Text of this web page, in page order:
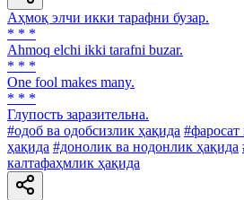
Аҳмоқ элчи икки тарафни бузар.
* * *
Ahmoq elchi ikki tarafni buzar.
* * *
One fool makes many.
* * *
Глупость заразительна.
#одоб ва одобсизлик ҳақида #фаросат
ҳақида #донолик ва нодонлик ҳақида
калтафаҳмлик ҳақида